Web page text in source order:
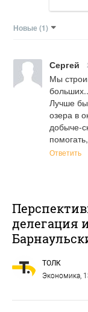
Новые (1)
Сергей
Мы
Лучше бы
озера в
добыче-
Ответить
делегация
ТОЛК
Экономика ,